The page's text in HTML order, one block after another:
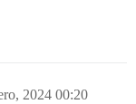
2024 00:20